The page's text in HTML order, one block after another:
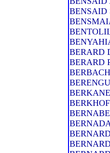
BENSAID
BERARD
BERARD